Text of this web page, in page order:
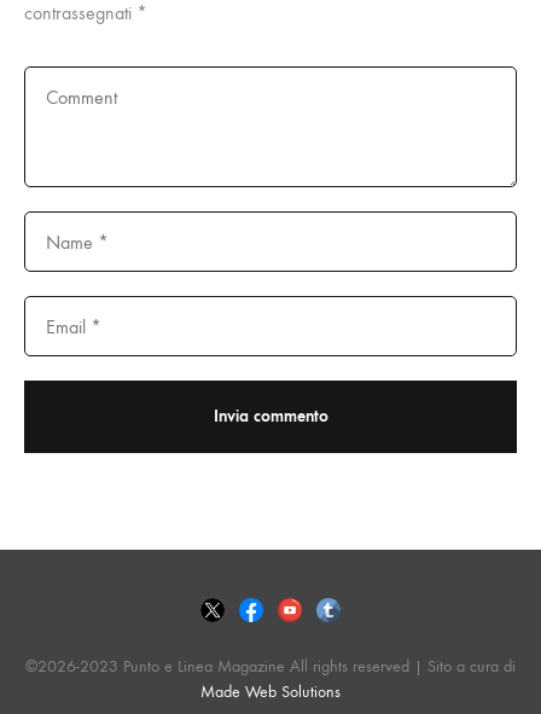
contrassegnati *
©2026-2023 Punto e Linea Magazine All rights reserved | Sito a cura di
Made Web Solutions